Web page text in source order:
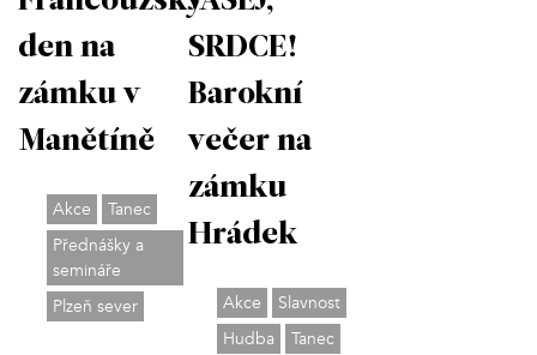
den na
zámku v
Manětíně
Akce
Tanec
Přednášky a
semináře
Plzeň sever
SRDCE!
Barokní
večer na
zámku
Hrádek
Akce
Slavnost
Hudba
Tanec